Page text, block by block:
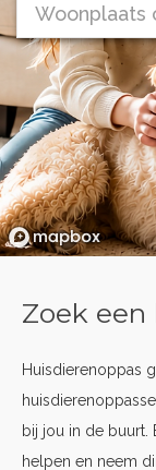
Zoek een
Huisdierenoppas
bij jou in de buurt.
helpen en neem